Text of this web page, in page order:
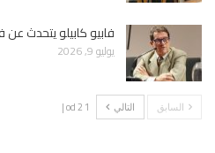
فابيو كابيلو يتحدث
يوليو 9, 2026
السابق التالي 1 od 2 |